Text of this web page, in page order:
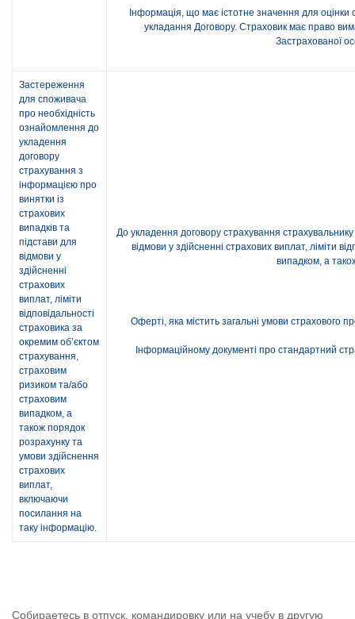
Інформація, що має істотне значення для
укладання Договору. Страховик має право
Застрахованої
Застереження
для споживача
про необхідність
ознайомлення до
укладення
договору
страхування з
інформацією про
винятки із
страхових
випадків та
підстави для
відмови у
здійсненні
страхових
виплат, ліміти
відповідальності
страховика за
окремим об’єктом
страхування,
страховим
ризиком та/або
страховим
випадком, а
також порядок
розрахунку та
умови здійснення
страхових
виплат,
включаючи
посилання на
таку інформацію.
До укладення договору страхування
відмови у здійсненні страхових виплат, ліміти
випадком, а
Оферті, яка містить загальні умови
Інформаційному документі про стандартний
Собираетесь в отпуск, командировку или на учебу в другую